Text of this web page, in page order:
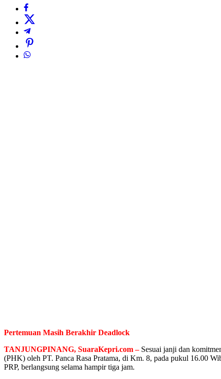
Pertemuan Masih Berakhir Deadlock
TANJUNGPINANG, SuaraKepri.com – Sesuai janji dan
(PHK) oleh PT. Panca Rasa Pratama, di Km. 8, pada pukul 16.00
PRP, berlangsung selama hampir tiga jam.